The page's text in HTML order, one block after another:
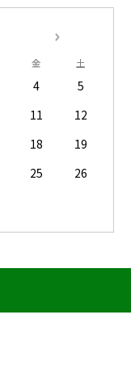
金 土
4
5
11
12
18
19
25
26